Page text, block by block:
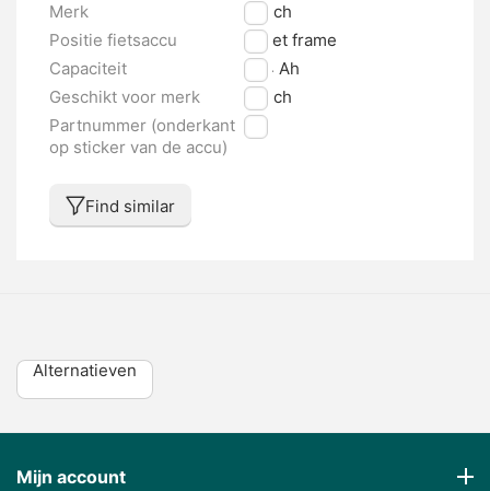
Merk
Bosch
Positie fietsaccu
In het frame
Capaciteit
17.4 Ah
Geschikt voor merk
Bosch
Partnummer (onderkant
op sticker van de accu)
nvt
Find similar
Alternatieven
Mijn account